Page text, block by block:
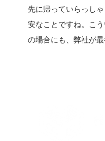
先に帰っていらっし
安なことですね。こ
の場合にも、弊社が